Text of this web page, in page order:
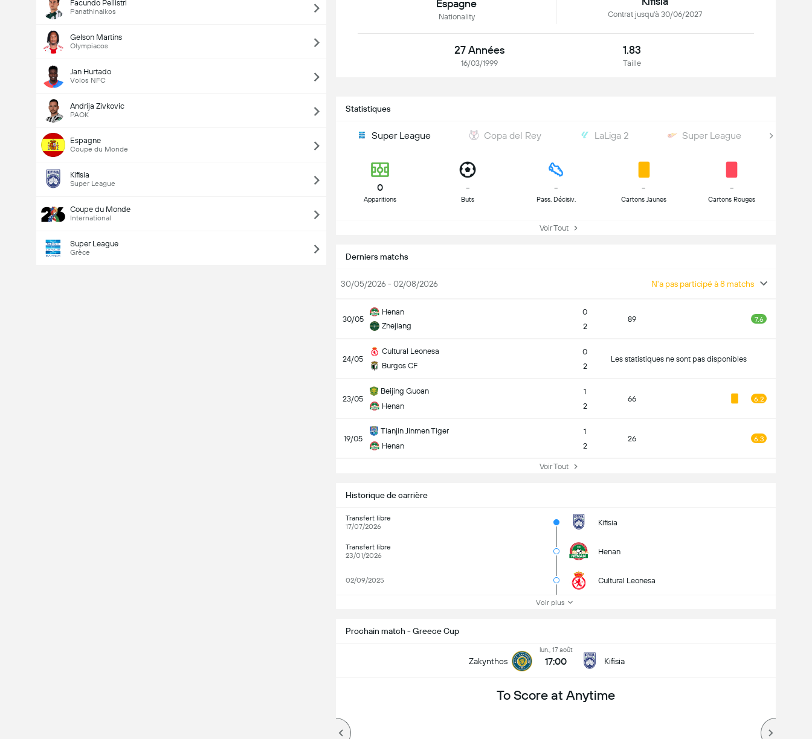
Facundo Pellistri
Panathinaikos
Gelson Martins
Olympiacos
Jan Hurtado
Volos NFC
Andrija Zivkovic
PAOK
Espagne
Coupe du Monde
Kifisia
Super League
Coupe du Monde
International
Super League
Grèce
Espagne
Nationality Contrat jusqu'à 30/06/2027
27 Années
16/03/1999
1.83
Taille
Statistiques
Super League Copa del Rey LaLiga 2 Super League
0
Apparitions
-
Buts
-
Pass. Décisiv.
-
Cartons Jaunes
-
Cartons Rouges
Voir Tout
Prochain match - Greece Cup
Zakynthos
lun., 17 août
17:00 Kifisia
To Score at Anytime
Derniers matchs
30/05/2026 - 02/08/2026 N'a pas participé à 8 matchs
30/05
Henan
Zhejiang
0
2
89 7.6
24/05
Cultural Leonesa
Burgos CF
0
2
Les statistiques ne sont pas disponibles
23/05
Beijing Guoan
Henan
1
2
66 6.2
19/05
Tianjin Jinmen Tiger
Henan
1
2
26 6.3
Voir Tout
Historique de carrière
Transfert libre
17/07/2026
Kifisia
Transfert libre
23/01/2026
Henan
02/09/2025 Cultural Leonesa
Voir plus